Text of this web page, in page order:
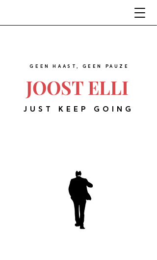
JOOST ELLI
GEEN HAAST, GEEN PAUZE
JUST KEEP GOING